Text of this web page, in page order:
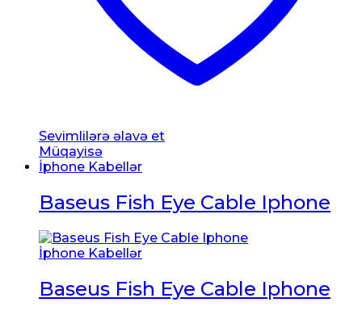
Sevimlilərə əlavə et
Müqayisə
İphone Kabellər
Baseus Fish Eye Cable Iphone
İphone Kabellər
Baseus Fish Eye Cable Iphone